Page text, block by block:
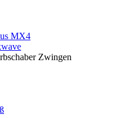
MX4
Zwingen